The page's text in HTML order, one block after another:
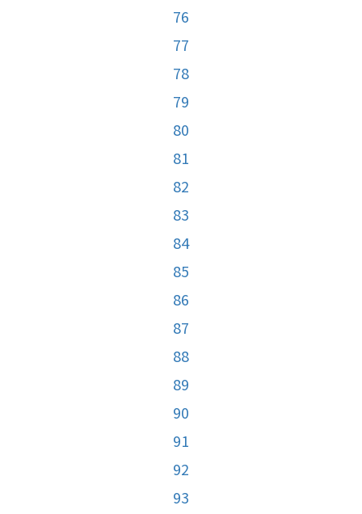
76
77
78
79
80
81
82
83
84
85
86
87
88
89
90
91
92
93